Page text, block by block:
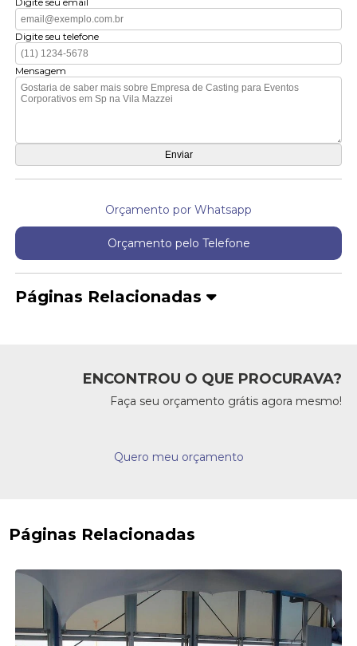
Digite seu telefone
Mensagem
Orçamento por Whatsapp
Orçamento pelo Telefone
Páginas Relacionadas
ENCONTROU O QUE PROCURAVA?
Faça seu orçamento grátis agora mesmo!
Quero meu orçamento
Páginas Relacionadas